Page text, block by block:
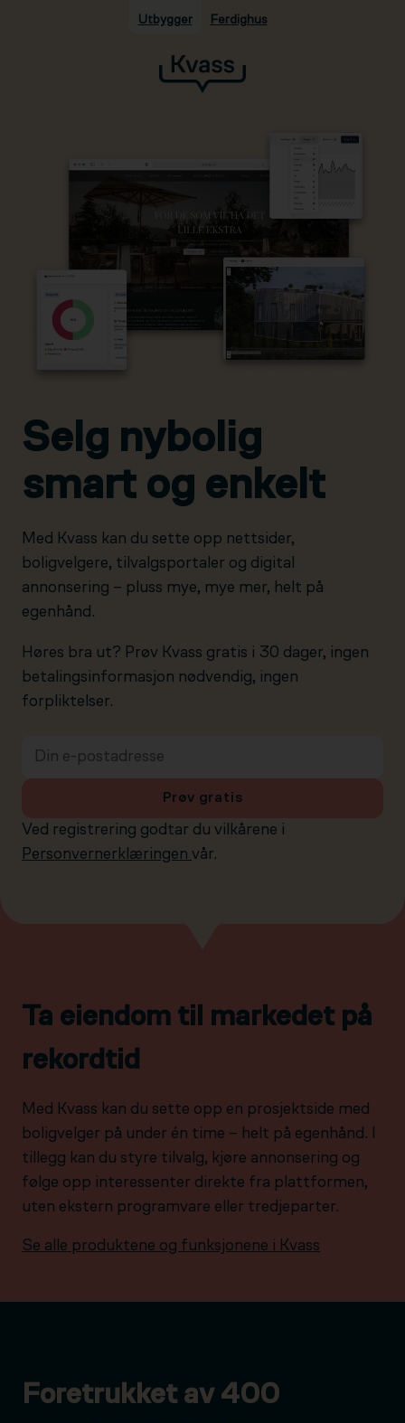
Hopp til hovedinnhold
Utbygger Ferdighus
Selg nybolig
smart og enkelt
Med Kvass kan du sette opp nettsider,
boligvelgere, tilvalgsportaler og digital
annonsering – pluss mye, mye mer, helt på
egenhånd.
Høres bra ut? Prøv Kvass gratis i 30 dager, ingen
betalingsinformasjon nødvendig, ingen
forpliktelser.
Ved registrering godtar du vilkårene i
Personvernerklæringen vår.
Prøv gratis
Ta eiendom til markedet på
rekordtid
Med Kvass kan du sette opp en prosjektside med
boligvelger på under én time – helt på egenhånd. I
tillegg kan du styre tilvalg, kjøre annonsering og
følge opp interessenter direkte fra plattformen,
uten ekstern programvare eller tredjeparter.
Se alle produktene og funksjonene i Kvass
Foretrukket av 400